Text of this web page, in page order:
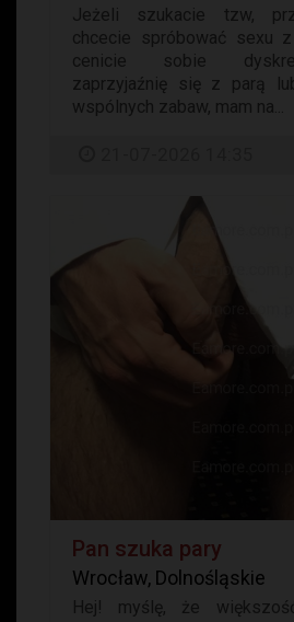
Jeżeli szukacie tzw,
chcecie spróbować sexu
cenicie sobie
zaprzyjaźnię się z parą
wspólnych zabaw, mam na...
Pan szuka pary
Wrocław, Dolnośląskie
Hej! myślę, że